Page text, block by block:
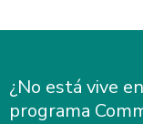
¿No está vive
programa